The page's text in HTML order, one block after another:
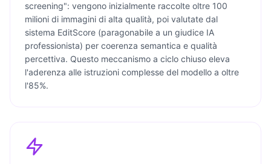
screening": vengono inizialmente raccolte oltre 100
milioni di immagini di alta qualità, poi valutate dal
sistema EditScore (paragonabile a un giudice IA
professionista) per coerenza semantica e qualità
percettiva. Questo meccanismo a ciclo chiuso eleva
l'aderenza alle istruzioni complesse del modello a oltre
l'85%.